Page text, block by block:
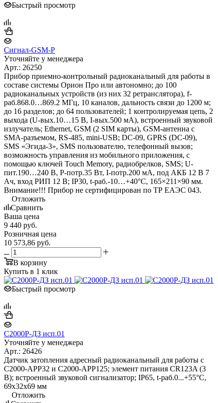
Быстрый просмотр
Сигнал-GSM-Р
Уточняйте у менеджера
Арт.: 26250
Прибор приемно-контрольный радиоканальный для работы в
составе системы Орион Про или автономно; до 100
радиоканальных устройств (из них 32 ретранслятора), f-
раб.868.0…869.2 МГц, 10 каналов, дальность связи до 1200 м;
до 16 разделов; до 64 пользователей; 1 контролируемая цепь, 2
выхода (U-вых.10…15 В, I-вых.500 мА), встроенный звуковой
излучатель; Ethernet, GSM (2 SIM карты), GSM-антенна с
SMA-разъемом, RS-485, mini-USB; DC-09, GPRS (DC-09),
SMS «Эгида-3», SMS пользователю, телефонный вызов;
возможность управления из мобильного приложения, с
помощью ключей Touch Memory, радиобрелков, SMS; U-
пит.190…240 В, P-потр.35 Вт, I-потр.200 мА, под АКБ 12 В 7
Ач, вход РИП 12 В; IP30, t-раб.-10…+40°С, 165×211×90 мм.
Внимание!!! Прибор не сертифицирован по ТР EAЭС 043.
Отложить
Сравнить
Ваша цена
9 440 руб.
Розничная цена
10 573,86 руб.
В корзину
Купить в 1 клик
Быстрый просмотр
С2000Р-ДЗ исп.01
Уточняйте у менеджера
Арт.: 26426
Датчик затопления адресный радиоканальный для работы с
С2000-АРР32 и С2000-АРР125; элемент питания CR123A (3
В); встроенный звуковой сигнализатор; IP65, t-раб.0...+55°C,
69х32х69 мм
Отложить